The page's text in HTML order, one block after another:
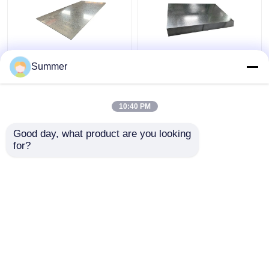
Çinko Kaplı Metal Düz
Sıcak Daldırma
DX52D / SGCD1 Sınıf 1
Summer
10:40 PM
Good day, what product are you looking
for?